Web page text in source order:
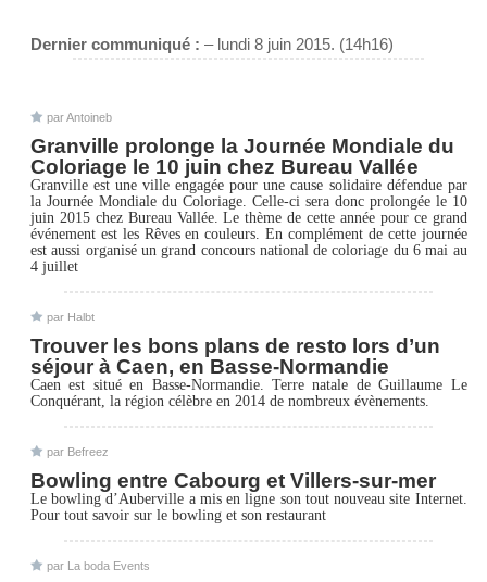
Dernier communiqué : – lundi 8 juin 2015. (14h16)
parAntoineb
Granville prolonge la Journée Mondiale du
Coloriage le 10 juin chez Bureau Vallée
Granville est une ville engagée pour une cause solidaire défendue par
la Journée Mondiale du Coloriage. Celle-ci sera donc prolongée le 10
juin 2015 chez Bureau Vallée. Le thème de cette année pour ce grand
événement est les Rêves en couleurs. En complément de cette journée
est aussi organisé un grand concours national de coloriage du 6 mai au
4 juillet
par Halbt
Trouver les bons plans de resto lors d’un
séjour à Caen, en Basse-Normandie
Caen est situé en Basse-Normandie. Terre natale de Guillaume Le
Conquérant, la région célèbre en 2014 de nombreux évènements.
par Befreez
Bowling entre Cabourg et Villers-sur-mer
Le bowling d’Auberville a mis en ligne son tout nouveau site Internet.
Pour tout savoir sur le bowling et son restaurant
par La boda Events